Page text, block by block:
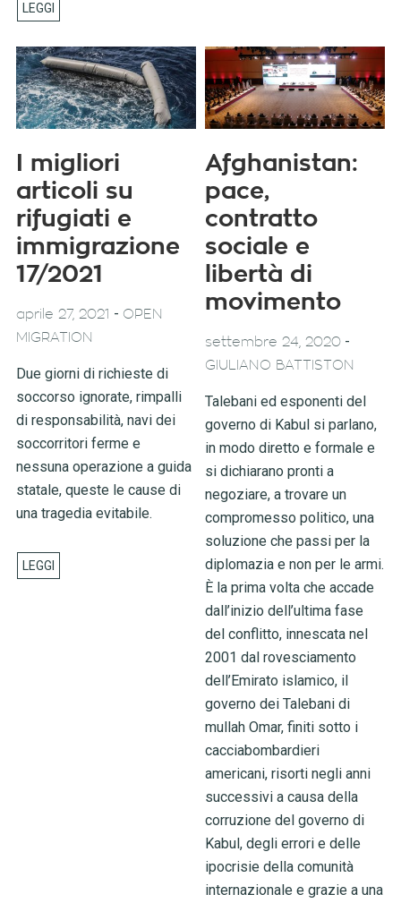
I migliori
articoli su
rifugiati e
immigrazione
17/2021
aprile 27, 2021 - OPEN
MIGRATION
Due giorni di richieste di
soccorso ignorate, rimpalli
di responsabilità, navi dei
soccorritori ferme e
nessuna operazione a guida
statale, queste le cause di
una tragedia evitabile.
Afghanistan:
pace,
contratto
sociale e
libertà di
movimento
settembre 24, 2020 -
GIULIANO BATTISTON
Talebani ed esponenti del
governo di Kabul si parlano,
in modo diretto e formale e
si dichiarano pronti a
negoziare, a trovare un
compromesso politico, una
soluzione che passi per la
diplomazia e non per le armi.
È la prima volta che accade
dall’inizio dell’ultima fase
del conflitto, innescata nel
2001 dal rovesciamento
dell’Emirato islamico, il
governo dei Talebani di
mullah Omar, finiti sotto i
cacciabombardieri
americani, risorti negli anni
successivi a causa della
corruzione del governo di
Kabul, degli errori e delle
ipocrisie della comunità
internazionale e grazie a una